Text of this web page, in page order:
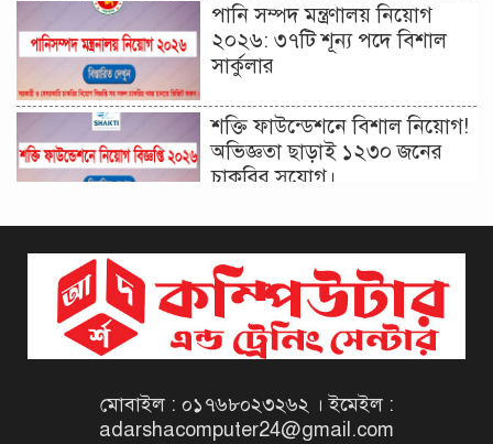
পানি সম্পদ মন্ত্রণালয় নিয়োগ
২০২৬: ৩৭টি শূন্য পদে বিশাল
সার্কুলার
শক্তি ফাউন্ডেশনে বিশাল নিয়োগ!
অভিজ্ঞতা ছাড়াই ১২৩০ জনের
চাকরির সুযোগ।
বিজ্ঞপ্তি ২০২৬ | Taxes Zone
Dinajpur Job Circular 2026
বেসরকারি সংস্থা সেতু (SETU)
Job Circular 2026
মোবাইল : ০১৭৬৮০২৩২৬২ । ইমেইল :
adarshacomputer24@gmail.com